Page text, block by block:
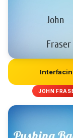
JOHN